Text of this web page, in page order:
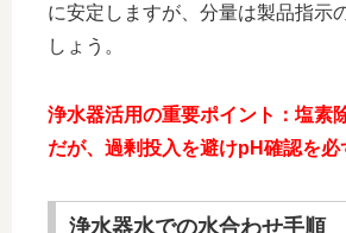
に安定しますが、分量は製品指示
しょう。
浄水器活用の重要ポイント：塩素
だが、過剰投入を避けpH確認を必
浄水器水での水合わせ手順